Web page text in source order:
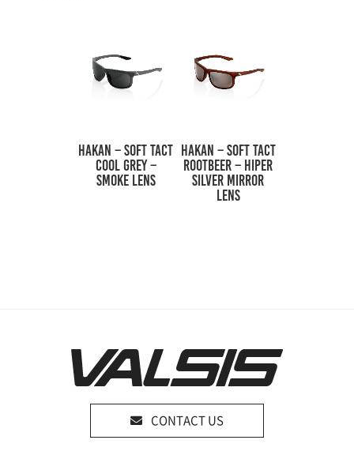
HAKAN – Soft Tact
Cool Grey –
Smoke Lens
HAKAN – Soft Tact
Rootbeer – HiPER
Silver Mirror
Lens
CONTACT US